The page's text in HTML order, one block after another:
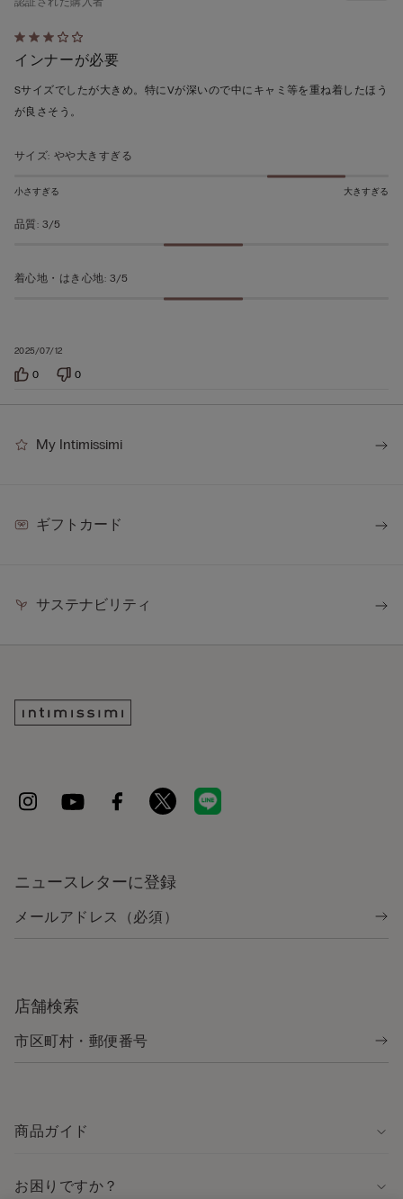
5
段
階
の
ち
の
価
2025/07/12
インナーが必要
Sサイズでしたが大きめ。特にVが深いので中にキャミ等を重ね着したほう
が良さそう。
サイズ: やや大きすぎる
小さすぎる 大きすぎる
品質: 3/5
着心地・はき心地: 3/5
0 0
My Intimissimi
ギフトカード
サステナビリティ
ニュースレターに登録
店舗検索
商品ガイド
お困りですか？